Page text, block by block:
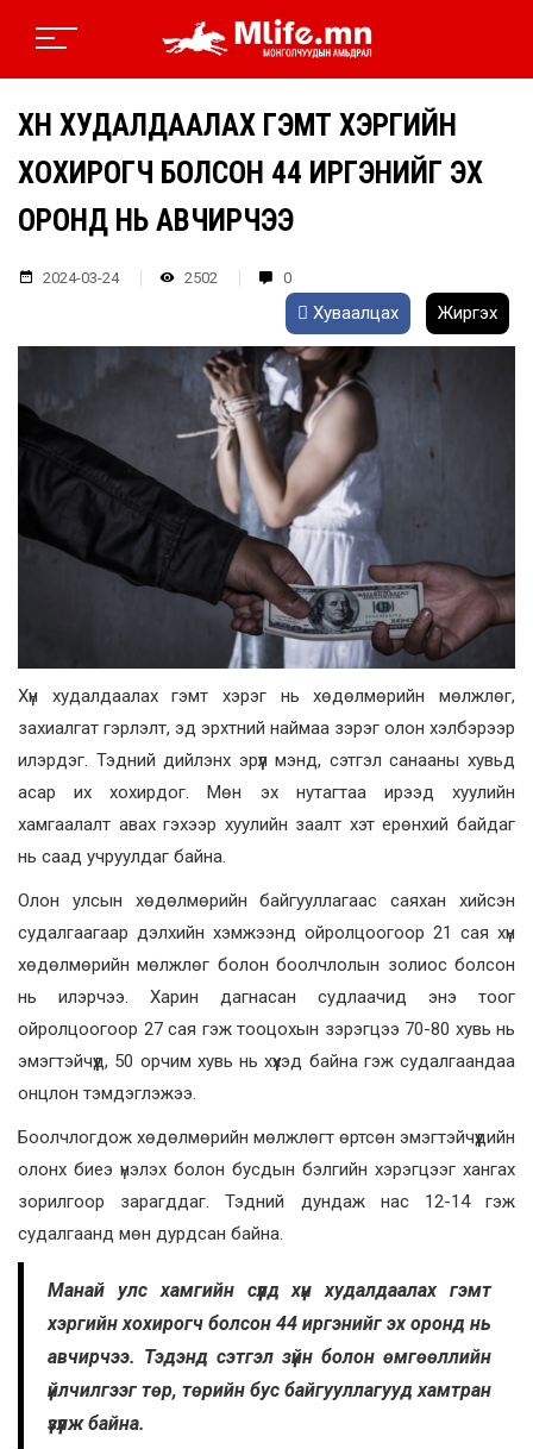
ХҮН ХУДАЛДААЛАХ ГЭМТ ХЭРГИЙН
ХОХИРОГЧ БОЛСОН 44 ИРГЭНИЙГ ЭХ
ОРОНД НЬ АВЧИРЧЭЭ
2024-03-24 2502 0
Хуваалцах Жиргэх
Хүн худалдаалах гэмт хэрэг нь хөдөлмөрийн мөлжлөг,
захиалгат гэрлэлт, эд эрхтний наймаа зэрэг олон хэлбэрээр
илэрдэг. Тэдний дийлэнх эрүүл мэнд, сэтгэл санааны хувьд
асар их хохирдог. Мөн эх нутагтаа ирээд хуулийн
хамгаалалт авах гэхээр хуулийн заалт хэт ерөнхий байдаг
нь саад учруулдаг байна.
Олон улсын хөдөлмөрийн байгууллагаас саяхан хийсэн
судалгаагаар дэлхийн хэмжээнд ойролцоогоор 21 сая хүн
хөдөлмөрийн мөлжлөг болон боолчлолын золиос болсон
нь илэрчээ. Харин дагнасан судлаачид энэ тоог
ойролцоогоор 27 сая гэж тооцохын зэрэгцээ 70-80 хувь нь
эмэгтэйчүүд, 50 орчим хувь нь хүүхэд байна гэж судалгаандаа
онцлон тэмдэглэжээ.
Боолчлогдож хөдөлмөрийн мөлжлөгт өртсөн эмэгтэйчүүдийн
олонх биеэ үнэлэх болон бусдын бэлгийн хэрэгцээг хангах
зорилгоор зарагддаг. Тэдний дундаж нас 12-14 гэж
судалгаанд мөн дурдсан байна.
Манай улс хамгийн сүүлд хүн худалдаалах гэмт
хэргийн хохирогч болсон 44 иргэнийг эх оронд нь
авчирчээ. Тэдэнд сэтгэл зүйн болон өмгөөллийн
үйлчилгээг төр, төрийн бус байгууллагууд хамтран
үзүүлж байна.